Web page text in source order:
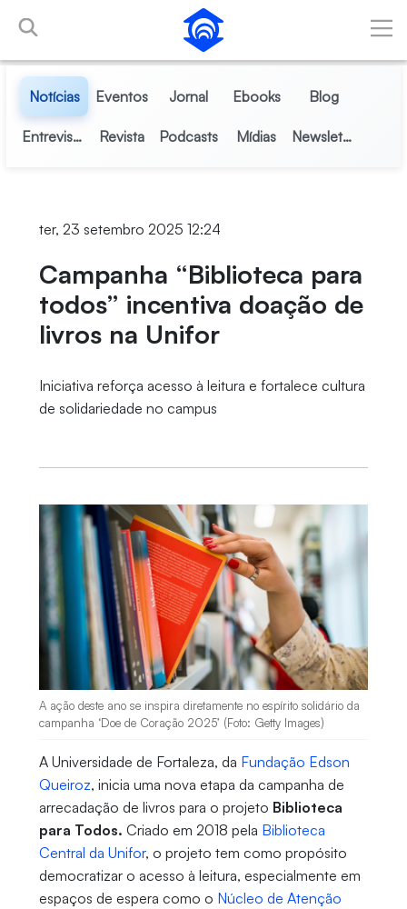
Pular para o Conteúdo principal
Notícias Eventos Jornal Ebooks Blog
Entrevistas Revista Podcasts Mídias Newsletter
ter, 23 setembro 2025 12:24
Campanha “Biblioteca para
todos” incentiva doação de
livros na Unifor
Iniciativa reforça acesso à leitura e fortalece cultura
de solidariedade no campus
A ação deste ano se inspira diretamente no espírito solidário da
campanha ‘Doe de Coração 2025’ (Foto: Getty Images)
A Universidade de Fortaleza, da Fundação Edson
Queiroz, inicia uma nova etapa da campanha de
arrecadação de livros para o projeto Biblioteca
para Todos. Criado em 2018 pela Biblioteca
Central da Unifor, o projeto tem como propósito
democratizar o acesso à leitura, especialmente em
espaços de espera como o Núcleo de Atenção